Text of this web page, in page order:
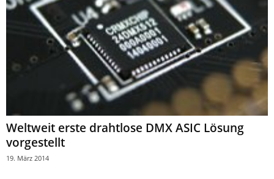
Weltweit erste drahtlose DMX ASIC Lösung
vorgestellt
19. März 2014